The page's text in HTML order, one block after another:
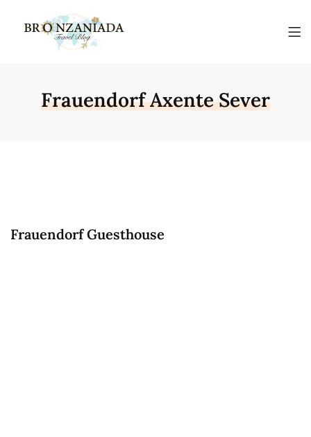
Frauendorf Axente Sever
Frauendorf Guesthouse